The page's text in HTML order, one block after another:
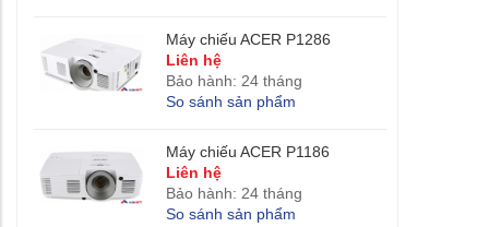
Máy chiếu ACER P1286
Liên hệ
Bảo hành: 24 tháng
So sánh sản phẩm
Máy chiếu ACER P1186
Liên hệ
Bảo hành: 24 tháng
So sánh sản phẩm